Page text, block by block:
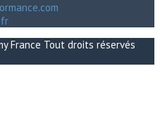
France Tout droits réservés